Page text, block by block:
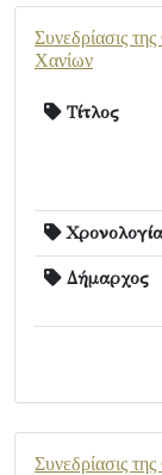
Συνεδρίασις
Χανίων
Τίτλος
Χρονολογία
Δήμαρχος
Συνεδρίασις